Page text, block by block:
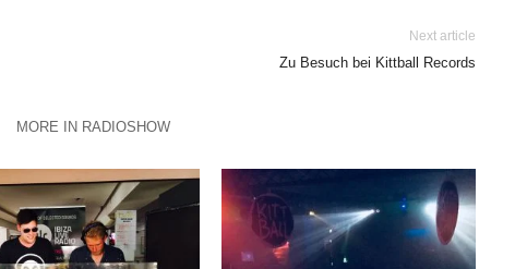
Next article
Zu Besuch bei Kittball Records
MORE IN RADIOSHOW